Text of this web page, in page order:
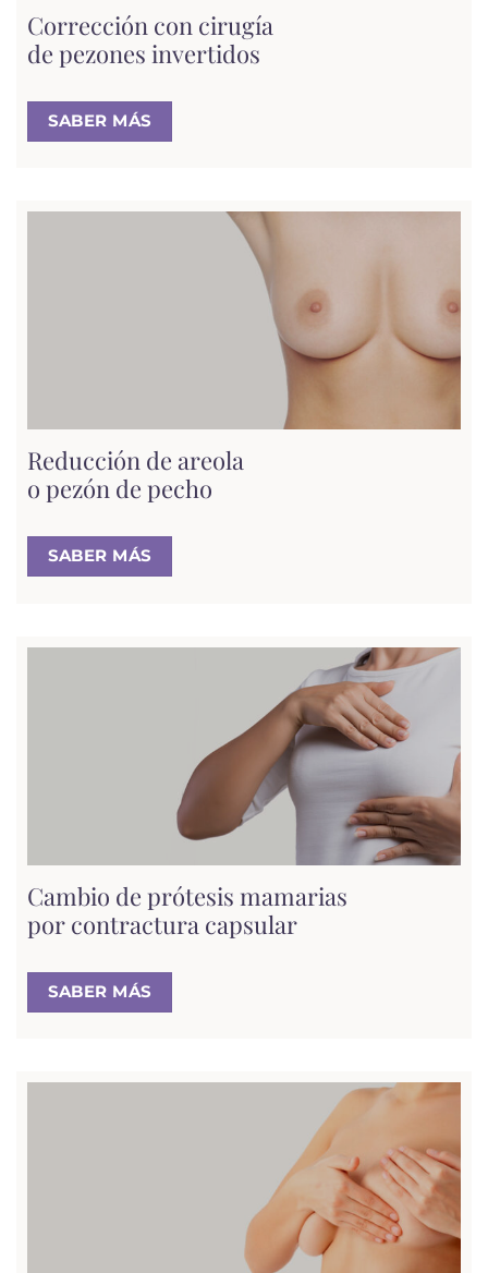
Corrección con cirugía
de pezones invertidos
SABER MÁS
Reducción de areola
o pezón de pecho
SABER MÁS
Cambio de prótesis mamarias
por contractura capsular
SABER MÁS